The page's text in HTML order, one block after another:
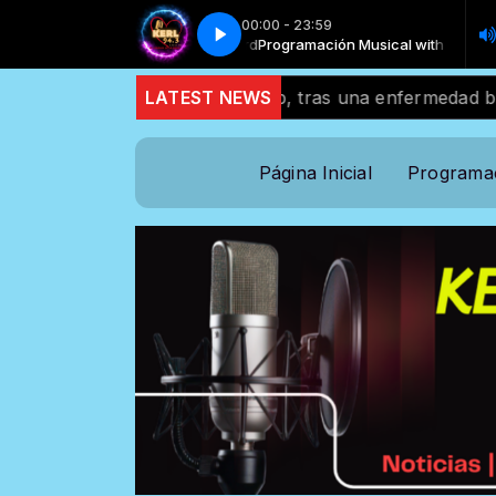
00:00 - 23:59
Programación Musical with Locutor
Willie Gonzalez - You Won't Be Able
LATEST NEWS
aliado de Trump, tras una enfermedad breve El
Página Inicial